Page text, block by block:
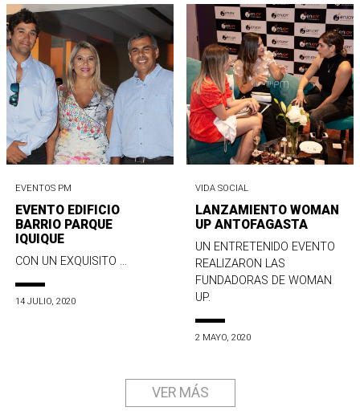
EVENTOS PM
EVENTO EDIFICIO
BARRIO PARQUE
IQUIQUE
CON UN EXQUISITO ...
14 JULIO, 2020
VIDA SOCIAL
LANZAMIENTO WOMAN
UP ANTOFAGASTA
UN ENTRETENIDO EVENTO
REALIZARON LAS
FUNDADORAS DE WOMAN
UP.
2 MAYO, 2020
VER MÁS